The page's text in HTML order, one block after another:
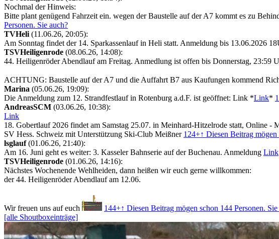
Nochmal der Hinweis:
Bitte plant genügend Fahrzeit ein. wegen der Baustelle auf der A7 kommt es zu
Personen. Sie auch?
TVHeli (11.06.26, 20:05):
Am Sonntag findet der 14. Sparkassenlauf in Heli statt. Anmeldung bis 13.06.2026
TSVHeiligenrode (08.06.26, 14:08):
44. Heiligenröder Abendlauf am Freitag. Anmedlung ist offen bis Donnerstag, 23:59
ACHTUNG: Baustelle auf der A7 und die Auffahrt B7 aus Kaufungen kommend
Marina (05.06.26, 19:09):
Die Anmeldung zum 12. Strandfestlauf in Rotenburg a.d.F. ist geöffnet: Link *Link*
AndreasSCM (03.06.26, 10:38):
Link
18. Gobertlauf 2026 findet am Samstag 25.07. in Meinhard-Hitzelrode statt, Online -
SV Hess. Schweiz mit Unterstützung Ski-Club Meißner 124+↑ Diesen Beitrag
lsglauf(01.06.26, 21:40):
Am 16. Juni geht es weiter: 3. Kasseler Bahnserie auf der Buchenau. Anmeldung Link
TSVHeiligenrode (01.06.26, 14:16):
Nächstes Wochenende Wehlheiden, dann heißen wir euch gerne willkommen:
der 44. Heiligenröder Abendlauf am 12.06.
Wir freuen uns auf euch 144+↑ Diesen Beitrag mögen schon 144 Personen. Sie
[alle Shoutboxeinträge]